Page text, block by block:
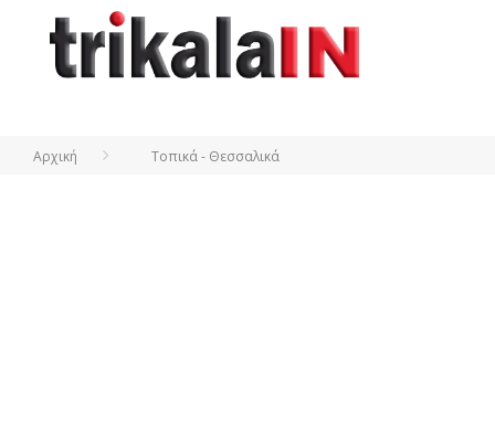
Αρχική Τοπικά - Θεσσαλικά